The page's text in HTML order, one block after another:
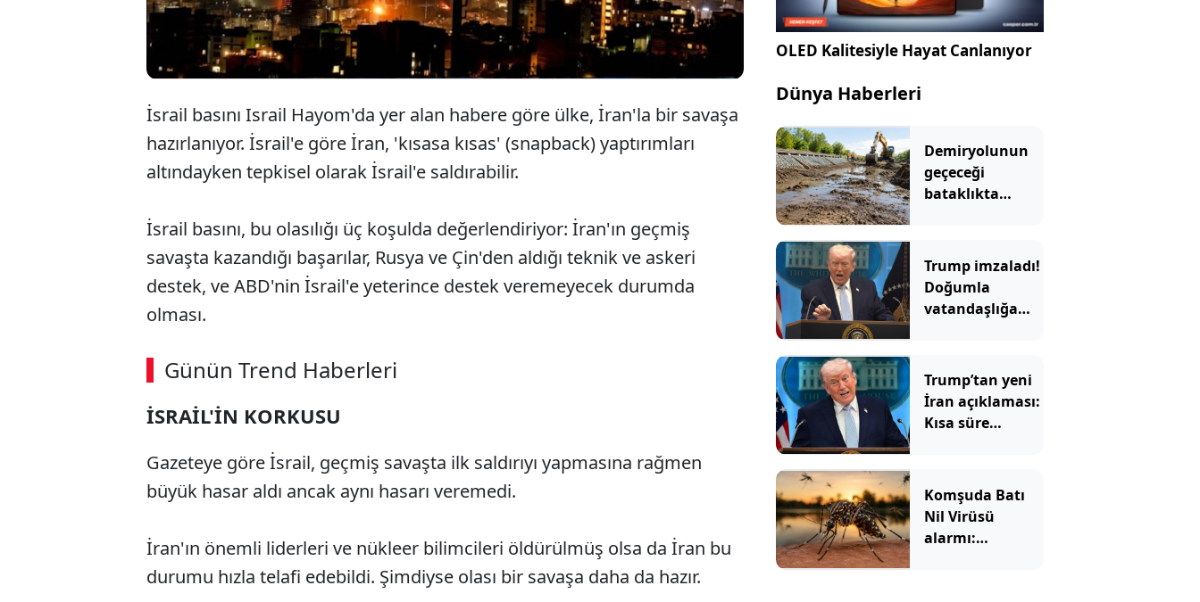
İsrail basını Israil Hayom'da yer alan habere göre ülke, İran'la bir savaşa
hazırlanıyor. İsrail'e göre İran, 'kısasa kısas' (snapback) yaptırımları
altındayken tepkisel olarak İsrail'e saldırabilir.
İsrail basını, bu olasılığı üç koşulda değerlendiriyor: İran'ın geçmiş
savaşta kazandığı başarılar, Rusya ve Çin'den aldığı teknik ve askeri
destek, ve ABD'nin İsrail'e yeterince destek veremeyecek durumda
olması.
Günün Trend Haberleri
İSRAİL'İN KORKUSU
Gazeteye göre İsrail, geçmiş savaşta ilk saldırıyı yapmasına rağmen
büyük hasar aldı ancak aynı hasarı veremedi.
İran'ın önemli liderleri ve nükleer bilimcileri öldürülmüş olsa da İran bu
durumu hızla telafi edebildi. Şimdiyse olası bir savaşa daha da hazır.
OLED Kalitesiyle Hayat Canlanıyor
Dünya Haberleri
Demiryolunun
geçeceği
bataklıkta
Trump imzaladı!
Doğumla
vatandaşlığa
Trump’tan yeni
İran açıklaması:
Kısa süre
Komşuda Batı
Nil Virüsü
alarmı: